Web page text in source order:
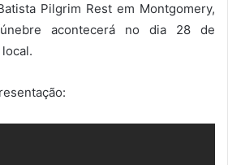
Pilgrim Rest em Montgomery,
acontecerá no dia 28 de